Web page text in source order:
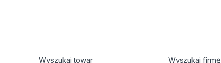
Wyszukaj towar Wyszukaj firmę